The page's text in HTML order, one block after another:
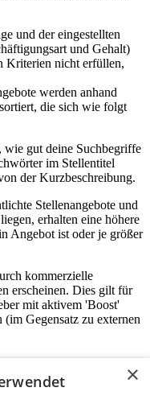
und der eingestellten
und Gehalt)
Kriterien nicht erfüllen,
werden anhand
die sich wie folgt
gut deine Suchbegriffe
im Stellentitel
der Kurzbeschreibung.
Stellenangebote und
erhalten eine höhere
Angebot ist oder je größer
kommerzielle
erscheinen. Dies gilt für
mit aktivem 'Boost'
Gegensatz zu externen
×